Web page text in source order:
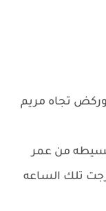
وركض تجاه مريم
بسيطه من عمر
تلك الساعه